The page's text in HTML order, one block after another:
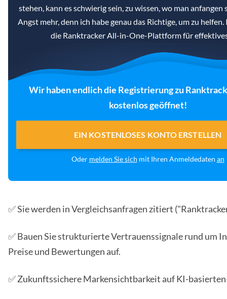
stehen, kann es schwierig sein, zu wissen, wo man anfangen
Angst mehr, denn ich habe genau das Richtige, um zu
die Ranktracker All-in-One-Plattform für
Wir haben endlich die Registrierung zu
kostenlos geöffnet!
EIN KOSTENLOSES KONTO ERSTELLEN
Oder melden Sie sich mit Ihren Anmeldedaten an
✅ Sie werden in Vergleichsanfragen zitiert
✅ Bauen Sie strukturierte Vertrauenssignale rund um
Preise und Bewertungen auf.
✅ Zukunftssichere Markensichtbarkeit auf KI-